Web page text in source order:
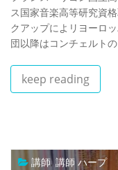
ス国家音楽高等研究資
クアップによリヨーロ
団以降はコンチェルト
keep reading
講師,講師 ハープ